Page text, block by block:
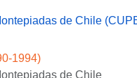
de Chile
1994)
de Chile